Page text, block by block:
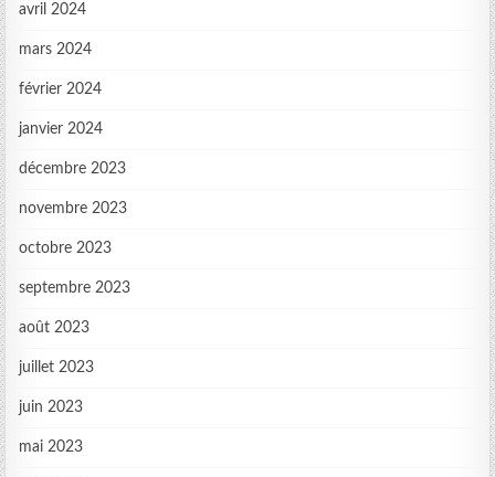
avril 2024
mars 2024
février 2024
janvier 2024
décembre 2023
novembre 2023
octobre 2023
septembre 2023
août 2023
juillet 2023
juin 2023
mai 2023